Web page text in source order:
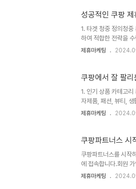
심층 리뷰를 작성하여
성공적인 쿠팡
1. 타겟 청중 정의청
하여 적합한 전략을
합니다.2. 고품질 콘텐
시물의 가시성을 높입
제휴마케팅
쿠팡에서 잘 팔
1. 인기 상품 카테고
자제품, 패션, 뷰티,
있습니다.2. 베스트셀
키워드를 찾아봅니다.
제휴마케팅
쿠팡파트너스 시
쿠팡파트너스를 시작
에 접속합니다.회원
을 작성하여 신뢰성을
제휴마케팅